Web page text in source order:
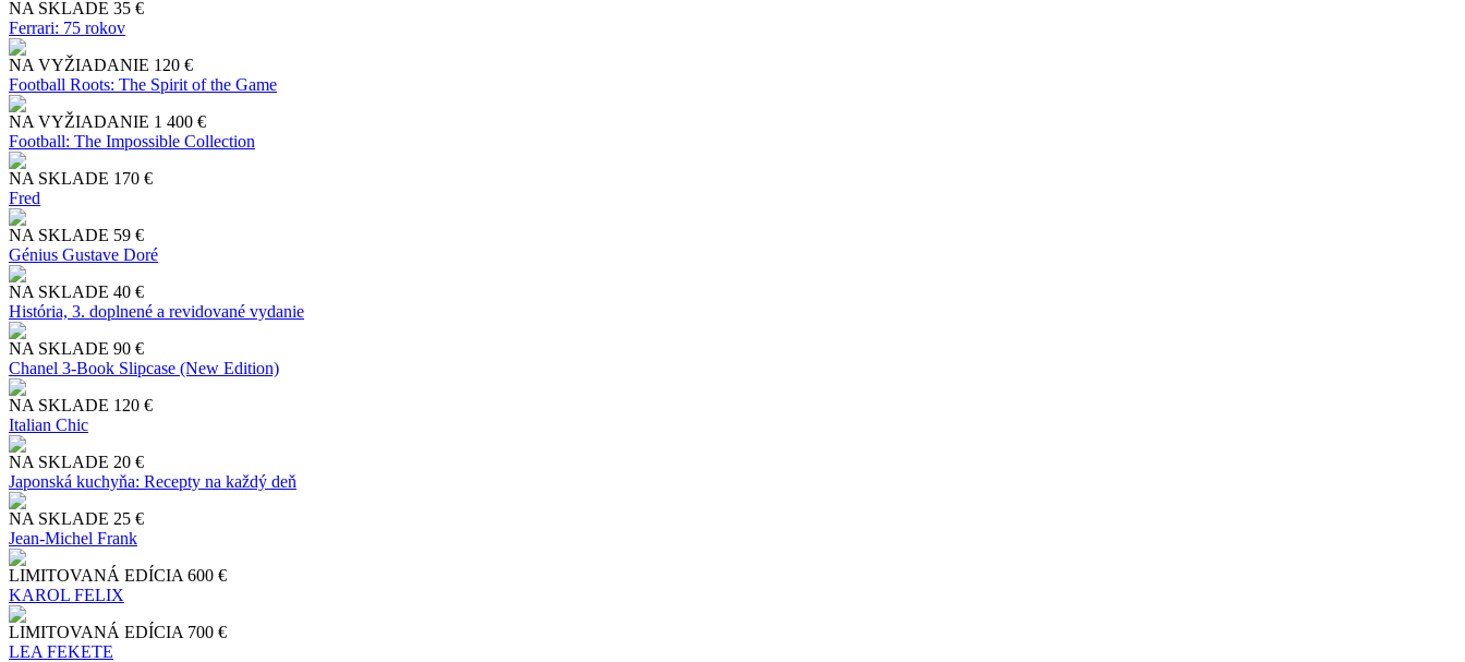
NA SKLADE 35 €
Ferrari: 75 rokov
NA VYŽIADANIE 120 €
Football Roots: The Spirit of the Game
NA VYŽIADANIE 1 400 €
Football: The Impossible Collection
NA SKLADE 170 €
Fred
NA SKLADE 59 €
Génius Gustave Doré
NA SKLADE 40 €
História, 3. doplnené a revidované vydanie
NA SKLADE 90 €
Chanel 3-Book Slipcase (New Edition)
NA SKLADE 120 €
Italian Chic
NA SKLADE 20 €
Japonská kuchyňa: Recepty na každý deň
NA SKLADE 25 €
Jean-Michel Frank
LIMITOVANÁ EDÍCIA 600 €
KAROL FELIX
LIMITOVANÁ EDÍCIA 700 €
LEA FEKETE